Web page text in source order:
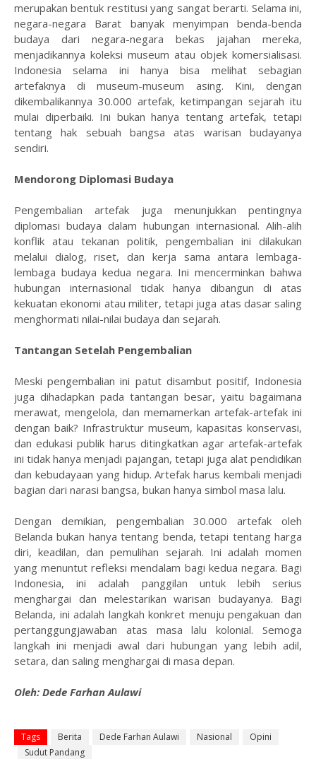
merupakan bentuk restitusi yang sangat berarti. Selama ini,
negara-negara Barat banyak menyimpan benda-benda
budaya dari negara-negara bekas jajahan mereka,
menjadikannya koleksi museum atau objek komersialisasi.
Indonesia selama ini hanya bisa melihat sebagian
artefaknya di museum-museum asing. Kini, dengan
dikembalikannya 30.000 artefak, ketimpangan sejarah itu
mulai diperbaiki. Ini bukan hanya tentang artefak, tetapi
tentang hak sebuah bangsa atas warisan budayanya
sendiri.
Mendorong Diplomasi Budaya
Pengembalian artefak juga menunjukkan pentingnya
diplomasi budaya dalam hubungan internasional. Alih-alih
konflik atau tekanan politik, pengembalian ini dilakukan
melalui dialog, riset, dan kerja sama antara lembaga-
lembaga budaya kedua negara. Ini mencerminkan bahwa
hubungan internasional tidak hanya dibangun di atas
kekuatan ekonomi atau militer, tetapi juga atas dasar saling
menghormati nilai-nilai budaya dan sejarah.
Tantangan Setelah Pengembalian
Meski pengembalian ini patut disambut positif, Indonesia
juga dihadapkan pada tantangan besar, yaitu bagaimana
merawat, mengelola, dan memamerkan artefak-artefak ini
dengan baik? Infrastruktur museum, kapasitas konservasi,
dan edukasi publik harus ditingkatkan agar artefak-artefak
ini tidak hanya menjadi pajangan, tetapi juga alat pendidikan
dan kebudayaan yang hidup. Artefak harus kembali menjadi
bagian dari narasi bangsa, bukan hanya simbol masa lalu.
Dengan demikian, pengembalian 30.000 artefak oleh
Belanda bukan hanya tentang benda, tetapi tentang harga
diri, keadilan, dan pemulihan sejarah. Ini adalah momen
yang menuntut refleksi mendalam bagi kedua negara. Bagi
Indonesia, ini adalah panggilan untuk lebih serius
menghargai dan melestarikan warisan budayanya. Bagi
Belanda, ini adalah langkah konkret menuju pengakuan dan
pertanggungjawaban atas masa lalu kolonial. Semoga
langkah ini menjadi awal dari hubungan yang lebih adil,
setara, dan saling menghargai di masa depan.
Oleh: Dede Farhan Aulawi
Tags Berita Dede Farhan Aulawi Nasional
Opini
Sudut Pandang